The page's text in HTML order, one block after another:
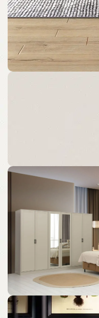
En Çok Tercih